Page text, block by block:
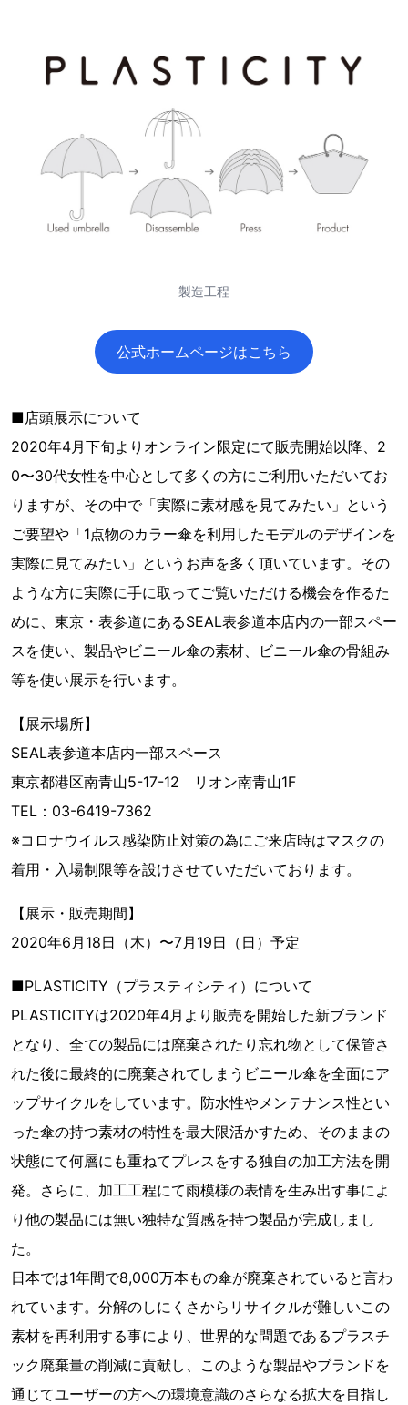
製造工程
公式ホームページはこちら
■店頭展示について
2020年4月下旬よりオンライン限定にて販売開始以降、2
0〜30代女性を中心として多くの方にご利用いただいてお
りますが、その中で「実際に素材感を見てみたい」という
ご要望や「1点物のカラー傘を利用したモデルのデザインを
実際に見てみたい」というお声を多く頂いています。その
ような方に実際に手に取ってご覧いただける機会を作るた
めに、東京・表参道にあるSEAL表参道本店内の一部スペー
スを使い、製品やビニール傘の素材、ビニール傘の骨組み
等を使い展示を行います。
【展示場所】
SEAL表参道本店内一部スペース
東京都港区南青山5-17-12 リオン南青山1F
TEL：03-6419-7362
※コロナウイルス感染防止対策の為にご来店時はマスクの
着用・入場制限等を設けさせていただいております。
【展示・販売期間】
2020年6月18日（木）〜7月19日（日）予定
■PLASTICITY（プラスティシティ）について
PLASTICITYは2020年4月より販売を開始した新ブランド
となり、全ての製品には廃棄されたり忘れ物として保管さ
れた後に最終的に廃棄されてしまうビニール傘を全面にア
ップサイクルをしています。防水性やメンテナンス性とい
った傘の持つ素材の特性を最大限活かすため、そのままの
状態にて何層にも重ねてプレスをする独自の加工方法を開
発。さらに、加工工程にて雨模様の表情を生み出す事によ
り他の製品には無い独特な質感を持つ製品が完成しまし
た。
日本では1年間で8,000万本もの傘が廃棄されていると言わ
れています。分解のしにくさからリサイクルが難しいこの
素材を再利用する事により、世界的な問題であるプラスチ
ック廃棄量の削減に貢献し、このような製品やブランドを
通じてユーザーの方への環境意識のさらなる拡大を目指し